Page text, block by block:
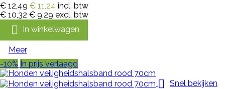
€ 12,49 € 11,24 incl. btw
€ 10,32 € 9,29 excl. btw
 In winkelwagen
Meer
-10% In prijs verlaagd
 Snel bekijken